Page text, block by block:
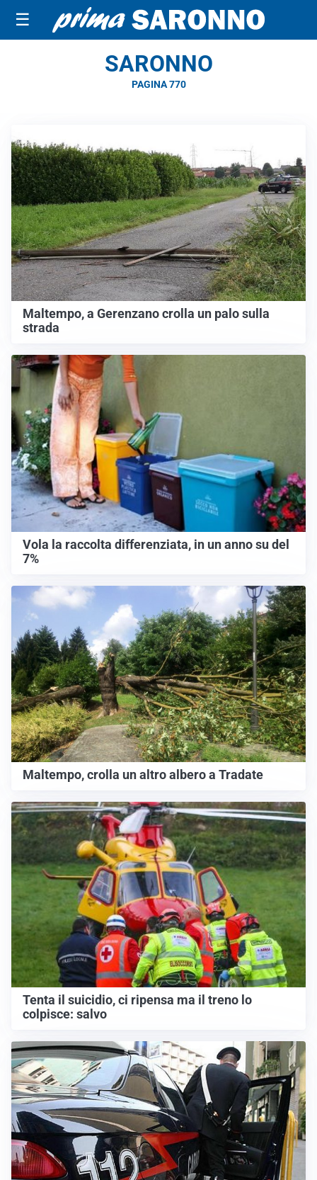
☰
SARONNO
PAGINA 770
Maltempo, a Gerenzano crolla un palo sulla
strada
Vola la raccolta differenziata, in un anno su del
7%
Maltempo, crolla un altro albero a Tradate
Tenta il suicidio, ci ripensa ma il treno lo
colpisce: salvo